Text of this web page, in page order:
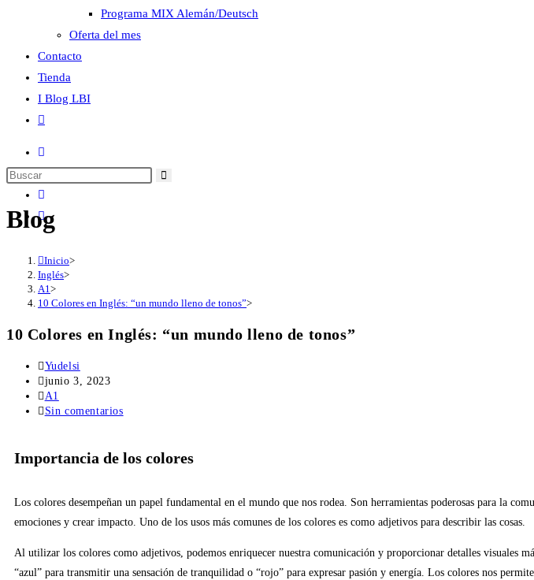
Programa MIX Alemán/Deutsch
Oferta del mes
Contacto
Tienda
I Blog LBI
Blog
Inicio>
Inglés>
A1 >
10 Colores en Inglés: “un mundo lleno de tonos”>
10 Colores en Inglés: “un mundo lleno de tonos”
Yudelsi
junio 3, 2023
A1
Sin comentarios
Importancia de los colores
Los colores desempeñan un papel fundamental en el mundo que nos rodea. Son herramientas poderosas para la
emociones y crear impacto. Uno de los usos más comunes de los colores es como adjetivos para describir las cosas.
Al utilizar los colores como adjetivos, podemos enriquecer nuestra comunicación y proporcionar detalles visuales
“azul” para transmitir una sensación de tranquilidad o “rojo” para expresar pasión y energía. Los colores nos